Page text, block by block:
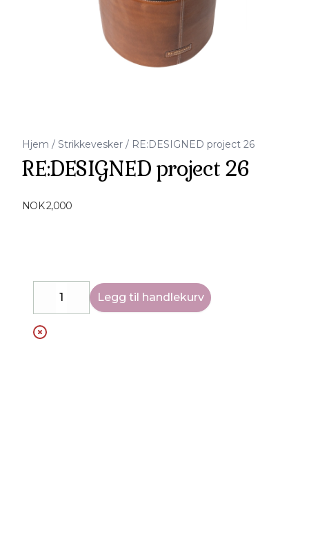
Hjem / Strikkevesker / RE:DESIGNED project 26
RE:DESIGNED project 26
NOK 2,000
DecreaseIncrease
Legg til handlekurv